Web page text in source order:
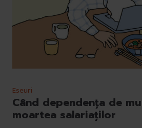
Eseuri
Când dependența de
moartea salariaților